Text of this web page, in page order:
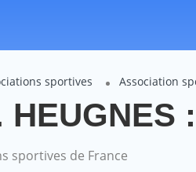
sportives Association
sportives de France